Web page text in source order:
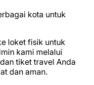
kota untuk
loket fisik untuk
kami melalui
dan tiket travel Anda
dan aman.